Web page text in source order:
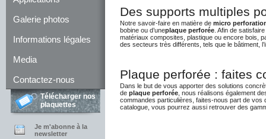
Galerie photos
Informations légales
Media
Contactez-nous
Télécharger nos
plaquettes
Je m'abonne à la
newsletter
Des supports multiples
Notre savoir-faire en matière de micro
bobine ou d’uneplaque perforée . Afin de
matériaux composites, plastique ou encore bois,
des secteurs très différents, tels que le bâtiment,
Plaque perforée : faites
Dans le but de vous apporter des solutions
de plaque perforée , nous réalisons également
commandes particulières, faites-nous part de vos
catalogue, vous pourrez aussi retrouver des